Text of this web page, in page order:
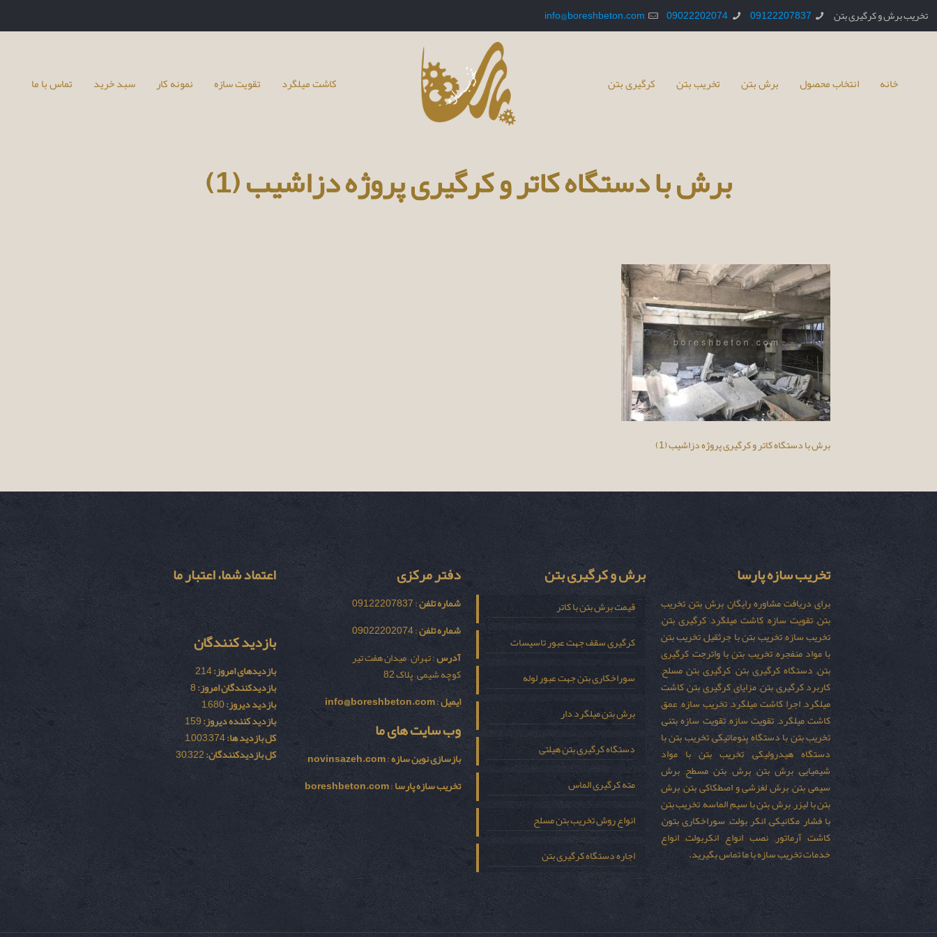
تخریب برش و کرگیری بتن 09122207837
09022202074
info@boreshbeton.com
کاشت میلگرد تقویت سازه نمونه کار سبد خرید تماس با ما خانه انتخاب محصول برش بتن تخریب بتن کرگیری بتن
برش با دستگاه کاتر و کرگیری پروژه دزاشیب (1)
برش با دستگاه کاتر و کرگیری پروژه دزاشیب (1)
تخریب سازه پارسا
برای دریافت مشاوره رایگان برش بتن, تخریب
بتن, تقویت سازه, کاشت میلگرد, کرگیری بتن,
تخریب سازه, تخریب بتن با جرثقیل, تخریب بتن
با مواد منفجره, تخریب بتن با واترجت, کرگیری
بتن, دستگاه کرگیری بتن, کرگیری بتن مسلح,
کاربرد کرگیری بتن, مزایای کرگیری بتن, کاشت
میلگرد, اجرا کاشت میلگرد, تخریب سازه, عمق
کاشت میلگرد, تقویت سازه, تقویت سازه بتنی,
تخریب بتن با دستگاه پنوماتیکی, تخریب بتن با
دستگاه هیدرولیکی, تخریب بتن با مواد
شیمیایی, برش بتن, برش بتن مسطح, برش
سیمی بتن, برش لغزشی و اصطکاکی بتن, برش
بتن با لیزر, برش بتن با سیم الماسه, تخریب بتن
با فشار مکانیکی, انکر بولت, سوراخکاری بتون,
کاشت آرماتور, نصب انواع انکربولت, انواع
خدمات تخریب سازه با ما تماس بگیرید.
برش و کرگیری بتن
قیمت برش بتن با کاتر
کرگیری سقف جهت عبور تاسیسات
سوراخکاری بتن جهت عبور لوله
برش بتن میلگرد دار
دستگاه کرگیری بتن هیلتی
مته کرگیری الماس
انواع روش تخریب بتن مسلح
اجاره دستگاه کرگیری بتن
دفتر مرکزی
شماره تلفن: 09122207837
شماره تلفن: 09022202074
آدرس: تهران – میدان هفت تیر
کوچه شیمی – پلاک 82
ایمیل:
info@boreshbeton.com
وب سایت های ما
بازسازی نوين سازه:
novinsazeh.com
تخریب سازه پارسا:
boreshbeton.com
اعتماد شما، اعتبار ما
بازدید کنندگان
بازدیدهای امروز:214
بازدیدکنندگان امروز:8
بازدید دیروز:1,680
بازدید کننده دیروز:159
کل بازدید ها:1,003,374
کل بازدیدکنند‌گان:30,322